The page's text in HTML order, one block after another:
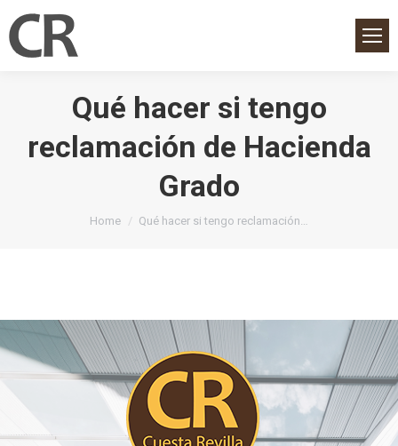
Qué hacer si tengo
reclamación de Hacienda
Grado
You are here:
Home Qué hacer si tengo reclamación…